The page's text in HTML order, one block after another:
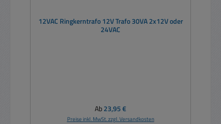
12VAC Ringkerntrafo 12V Trafo 30VA 2x12V oder
24VAC
Regulärer Preis:
Ab23,95 €
Preise inkl. MwSt. zzgl. Versandkosten